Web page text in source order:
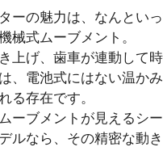
ーの魅力は、なんとい
械式ムーブメント。
上げ、歯車が連動して
、電池式にはない温か
る存在です。
ーブメントが見えるシ
ルなら、その精密な動